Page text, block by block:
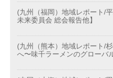
(九州（福岡）地域レポート/
未来委員会 総会報告他】
(九州（熊本）地域レポート/
へ〜味千ラーメンのグローバ